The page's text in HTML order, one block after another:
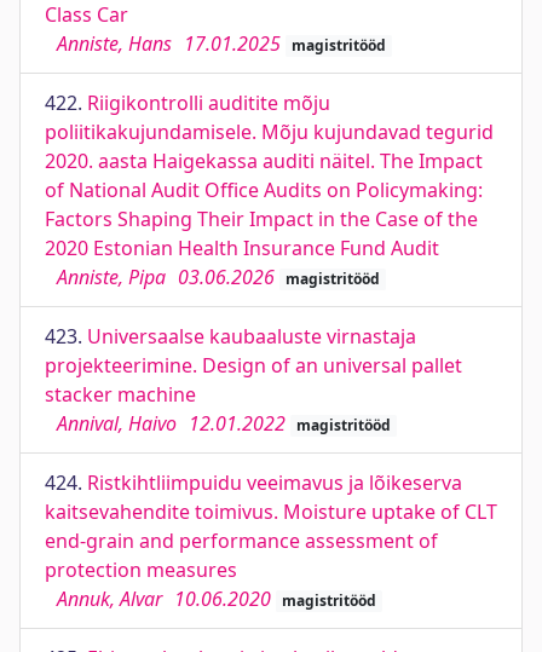
Class Car
Anniste, Hans 17.01.2025 magistritööd
422. Riigikontrolli auditite mõju
poliitikakujundamisele. Mõju kujundavad tegurid
2020. aasta Haigekassa auditi näitel. The Impact
of National Audit Office Audits on Policymaking:
Factors Shaping Their Impact in the Case of the
2020 Estonian Health Insurance Fund Audit
Anniste, Pipa 03.06.2026 magistritööd
423. Universaalse kaubaaluste virnastaja
projekteerimine. Design of an universal pallet
stacker machine
Annival, Haivo 12.01.2022 magistritööd
424. Ristkihtliimpuidu veeimavus ja lõikeserva
kaitsevahendite toimivus. Moisture uptake of CLT
end-grain and performance assessment of
protection measures
Annuk, Alvar 10.06.2020 magistritööd